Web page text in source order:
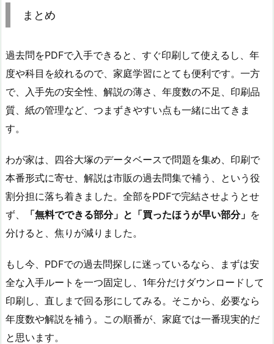
まとめ
過去問をPDFで入手できると、すぐ印刷して使えるし、年
度や科目を絞れるので、家庭学習にとても便利です。一方
で、入手先の安全性、解説の薄さ、年度数の不足、印刷品
質、紙の管理など、つまずきやすい点も一緒に出てきま
す。
わが家は、四谷大塚のデータベースで問題を集め、印刷で
本番形式に寄せ、解説は市販の過去問集で補う、という役
割分担に落ち着きました。全部をPDFで完結させようとせ
ず、
「無料でできる部分」と「買ったほうが早い部分」 を
分けると、焦りが減りました。
もし今、PDFでの過去問探しに迷っているなら、まずは安
全な入手ルートを一つ固定し、1年分だけダウンロードして
印刷し、直しまで回る形にしてみる。そこから、必要なら
年度数や解説を補う。この順番が、家庭では一番現実的だ
と思います。